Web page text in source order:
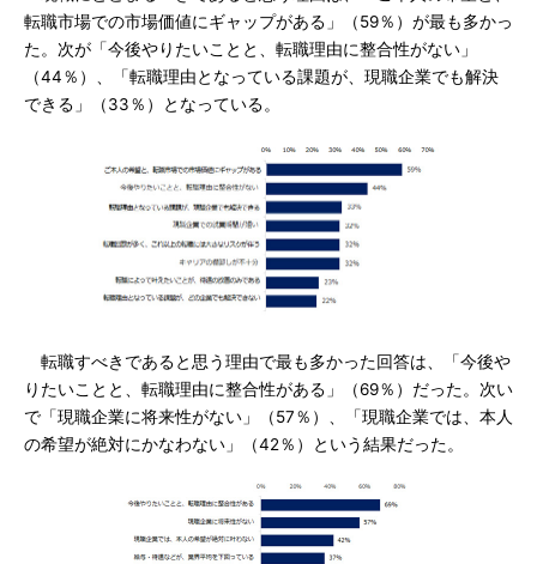
転職市場での市場価値にギャップがある」（59％）が最も多かっ
た。次が「今後やりたいことと、転職理由に整合性がない」
（44％）、「転職理由となっている課題が、現職企業でも解決
できる」（33％）となっている。
転職すべきであると思う理由で最も多かった回答は、「今後や
りたいことと、転職理由に整合性がある」（69％）だった。次い
で「現職企業に将来性がない」（57％）、「現職企業では、本人
の希望が絶対にかなわない」（42％）という結果だった。